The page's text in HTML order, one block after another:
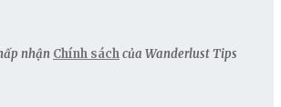
nhận Chính sáchcủa Wanderlust Tips